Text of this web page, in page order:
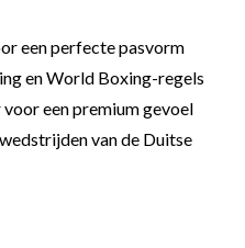
een perfecte pasvorm
en World Boxing-regels
een premium gevoel
van de Duitse